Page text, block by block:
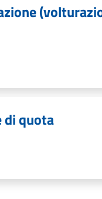
di quota